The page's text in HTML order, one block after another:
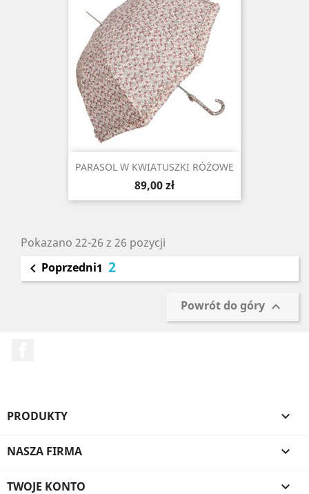
PARASOL W KWIATUSZKI RÓŻOWE
Cena
89,00 zł
Pokazano 22-26 z 26 pozycji
 Poprzedni1 2
Powrót do góry 
PRODUKTY 
NASZA FIRMA 
TWOJE KONTO 